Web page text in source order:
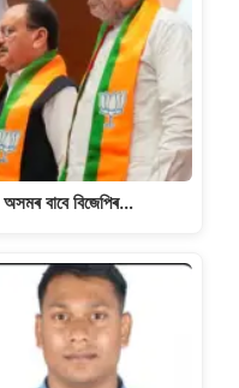
অসমৰ বাবে বিজেপিৰ…